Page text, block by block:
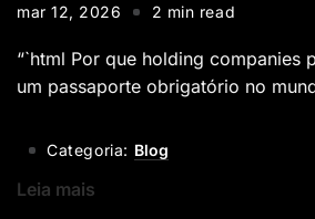
mar 12, 2026 2 min read
“`html Por que holding
um passaporte obrigatório no
Categoria: Blog
Leia mais